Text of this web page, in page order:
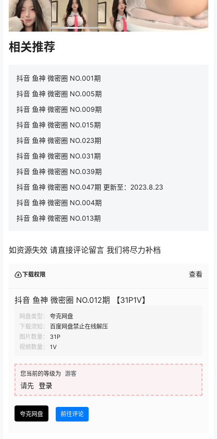
相关推荐
抖音 鱼神 微密圈 NO.001期
抖音 鱼神 微密圈 NO.005期
抖音 鱼神 微密圈 NO.009期
抖音 鱼神 微密圈 NO.015期
抖音 鱼神 微密圈 NO.023期
抖音 鱼神 微密圈 NO.031期
抖音 鱼神 微密圈 NO.039期
抖音 鱼神 微密圈 NO.047期 更新至：2023.8.23
抖音 鱼神 微密圈 NO.004期
抖音 鱼神 微密圈 NO.013期
如资源失效 请直接评论留言 我们将尽力补档
下载权限 查看
抖音 鱼神 微密圈 NO.012期 【31P1V】
网盘类型：
夸克网盘
下载须知：
百度网盘禁止在线解压
图片数量：
31P
视频数量：
1V
您当前的等级为 游客
请先 登录
夸克网盘 前往评论